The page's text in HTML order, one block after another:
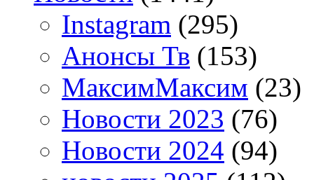
Instagram (295)
Анонсы Тв (153)
МаксимМаксим (23)
Новости 2023 (76)
Новости 2024 (94)